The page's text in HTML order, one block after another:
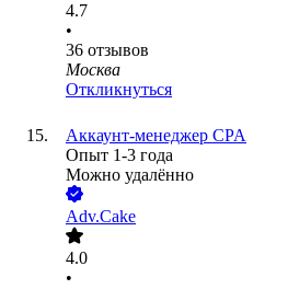
4.7
•
36 отзывов
Москва
Откликнуться
Аккаунт-менеджер CPA
Опыт 1-3 года
Можно удалённо
Adv.Cake
4.0
•